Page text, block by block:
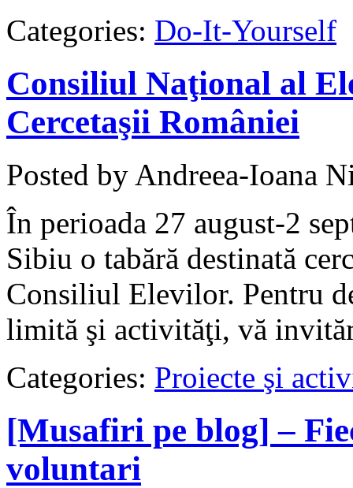
Categories: Do-It-Yourself
Consiliul Naţional al
Cercetaşii României
Posted by Andreea-Ioana
În perioada 27 august-2
Sibiu o tabără destinată
Consiliul Elevilor. Pentru
limită şi activităţi, vă
Categories: Proiecte şi
[Musafiri pe blog] –
voluntari